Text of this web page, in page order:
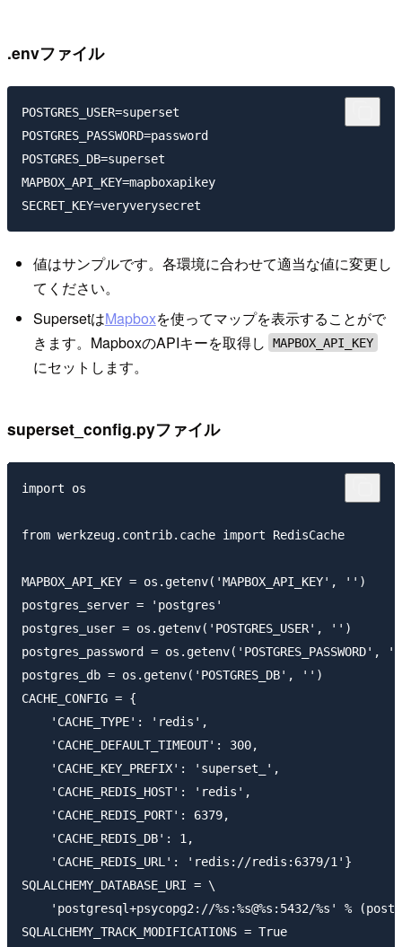
.envファイル
POSTGRES_USER=superset
POSTGRES_PASSWORD=password
POSTGRES_DB=superset
MAPBOX_API_KEY=mapboxapikey
値はサンプルです。各環境に合わせて適当な値に変更し
てください。
SupersetはMapboxを使ってマップを表示することがで
きます。MapboxのAPIキーを取得し
MAPBOX_API_KEY
にセットします。
superset_config.pyファイル
import os
from werkzeug.contrib.cache import RedisCache
MAPBOX_API_KEY = os.getenv('MAPBOX_API_KEY', '')
postgres_server = 'postgres'
postgres_user = os.getenv('POSTGRES_USER', '')
postgres_password = os.getenv('POSTGRES_PASSWORD',
postgres_db = os.getenv('POSTGRES_DB', '')
CACHE_CONFIG = {
    'CACHE_TYPE': 'redis',
    'CACHE_DEFAULT_TIMEOUT': 300,
    'CACHE_KEY_PREFIX': 'superset_',
    'CACHE_REDIS_HOST': 'redis',
    'CACHE_REDIS_PORT': 6379,
    'CACHE_REDIS_DB': 1,
    'CACHE_REDIS_URL': 'redis://redis:6379/1'}
SQLALCHEMY_DATABASE_URI = \
'postgresql+psycopg2://%s:%s@%s:5432/%s' %
SQLALCHEMY_TRACK_MODIFICATIONS = True